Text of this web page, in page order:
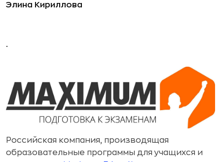
Элина Кириллова
.
Российская компания, производящая
образовательные программы для учащихся и